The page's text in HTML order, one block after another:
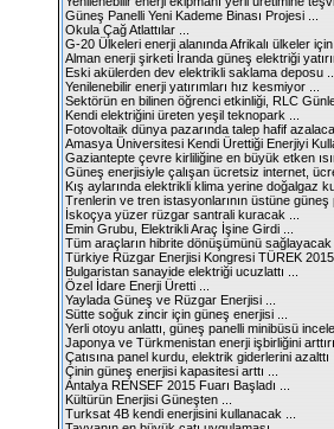
Güneş Panelli Yeni Kademe Binası Projesi ...
Okula Çağ Atlattılar ...
G-20 Ülkeleri enerji alanında Afrikalı ülkeler
Alman enerji şirketi İranda güneş elektriği
Eski akülerden dev elektrikli saklama deposu
Yenilenebilir enerji yatırımları hız kesmiyor ...
Sektörün en bilinen öğrenci etkinliği, RLC
Kendi elektriğini üreten yeşil teknopark ...
Fotovoltaik dünya pazarında talep hafif
Amasya Üniversitesi Kendi Ürettiği Enerjiyi
Gaziantepte çevre kirliliğine en büyük etken
Güneş enerjisiyle çalışan ücretsiz internet,
Kış aylarında elektrikli klima yerine doğalgaz
Trenlerin ve tren istasyonlarının üstüne güneş
İskoçya yüzer rüzgar santrali kuracak ...
Emin Grubu, Elektrikli Araç İşine Girdi ...
Tüm araçların hibrite dönüşümünü sağlayacak
Türkiye Rüzgar Enerjisi Kongresi TÜREK 2015
Bulgaristan sanayide elektriği ucuzlattı ...
Özel İdare Enerji Üretti ...
Yaylada Güneş ve Rüzgar Enerjisi ...
Sütte soğuk zincir için güneş enerjisi ...
Yerli otoyu anlattı, güneş panelli minibüsü
Japonya ve Türkmenistan enerji işbirliğini
Çatısına panel kurdu, elektrik giderlerini azalttı
Çinin güneş enerjisi kapasitesi arttı ...
Antalya RENSEF 2015 Fuarı Başladı ...
Kültürün Enerjisi Güneşten ...
Turksat 4B kendi enerjisini kullanacak ...